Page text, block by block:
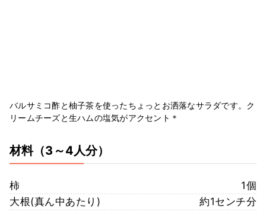
バルサミコ酢と柚子茶を使ったちょっとお洒落なサラダです。ク
リームチーズと生ハムの塩気がアクセント＊
材料（3～4人分）
柿
1個
大根(真ん中あたり)
約1センチ分